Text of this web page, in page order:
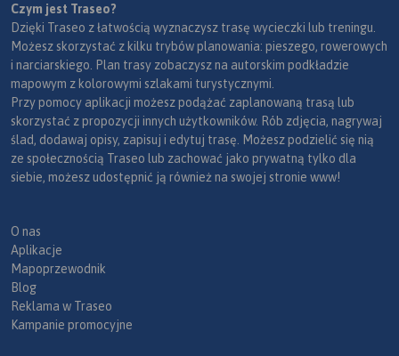
Czym jest Traseo?
Dzięki Traseo z łatwością wyznaczysz trasę wycieczki lub treningu.
Możesz skorzystać z kilku trybów planowania: pieszego, rowerowych
i narciarskiego. Plan trasy zobaczysz na autorskim podkładzie
mapowym z kolorowymi szlakami turystycznymi.
Przy pomocy aplikacji możesz podążać zaplanowaną trasą lub
skorzystać z propozycji innych użytkowników. Rób zdjęcia, nagrywaj
ślad, dodawaj opisy, zapisuj i edytuj trasę. Możesz podzielić się nią
ze społecznością Traseo lub zachować jako prywatną tylko dla
siebie, możesz udostępnić ją również na swojej stronie www!
O nas
Aplikacje
Mapoprzewodnik
Blog
Reklama w Traseo
Kampanie promocyjne